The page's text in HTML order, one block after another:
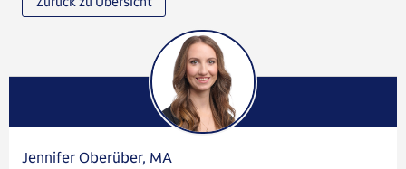
Jennifer Oberüber, MA